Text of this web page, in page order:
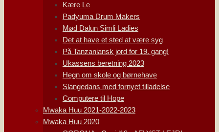
Kære Le
Padyuma Drum Makers
Mød Dalun Simli Ladies
Det at have et sted at være syg
På Tanzaniansk jord for 19. gang!
Ukassens beretning 2023
Hegn om skole og børnehave
Slangedans med fornyet tilladelse
Computere til Hope
Mwaka Huu 2021-2022-2023
Mwaka Huu 2020